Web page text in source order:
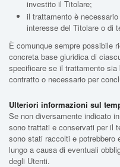
investito il Titolare;
il trattamento è
interesse del Titolare o di
È comunque sempre possibile
concreta base giuridica di
specificare se il trattamento
contratto o necessario per
Ulteriori informazioni sul
Se non diversamente indicato
sono trattati e conservati per il
sono stati raccolti e potrebbero
lungo a causa di eventuali
degli Utenti.